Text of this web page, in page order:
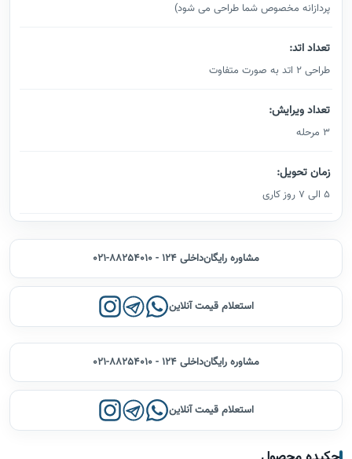
پردازانه مخصوص شما طراحی می شود)
تعداد اتد:
طراحی 2 اتد به صورت متفاوت
تعداد ویرایش:
3 مرحله
زمان تحویل:
5 الی 7 روز کاری
مشاوره رایگان021-88254010 - داخلی 124
استعلام قیمت آنلاین
مشاوره رایگان021-88254010 - داخلی 124
استعلام قیمت آنلاین